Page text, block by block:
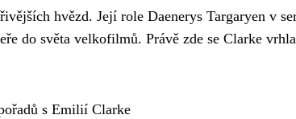
hvězd. Její role Daenerys Targaryen v
do světa velkofilmů. Právě zde se Clarke
s Emilií Clarke